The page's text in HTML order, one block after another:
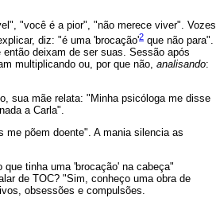
"você é a pior", "não merece viver". Vozes
diz: "é uma 'brocação'2 que não para".
deixam de ser suas. Sessão após
multiplicando ou, por que não, analisando:
sua mãe relata: "Minha psicóloga me disse
a Carla".
me põem doente". A mania silencia as
tinha uma 'brocação' na cabeça"
de TOC? "Sim, conheço uma obra de
obsessões e compulsões.